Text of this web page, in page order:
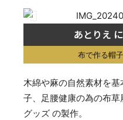
あとりえ
布で作る帽
木綿や麻の自然素材を
子、足腰健康の為の布
グッズ の製作。